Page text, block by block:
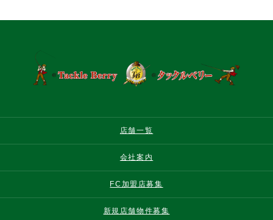
店舗一覧
会社案内
FC加盟店募集
新規店舗物件募集